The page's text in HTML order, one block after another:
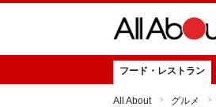
フード・レストラン
All About グルメ